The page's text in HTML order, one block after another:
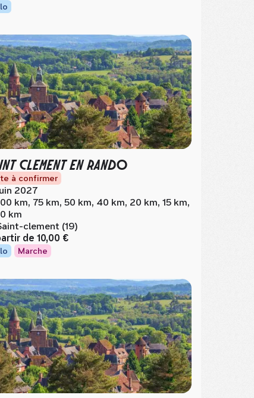
CLEMENT EN RANDO
à confirmer
2027
km, 75 km, 50 km, 40 km, 20 km, 15 km,
km
clement (19)
de 10,00 €
Marche